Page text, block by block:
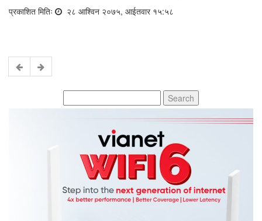
प्रकाशित मितिः २८ आश्विन २०७५, आईतवार १५:५८
for: